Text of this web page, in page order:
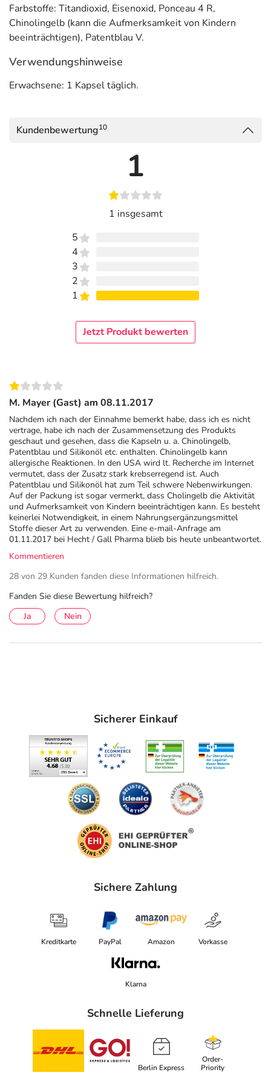
hinterlegt. (oben)
Farbstoffe: Titandioxid, Eisenoxid, Ponceau 4 R,
Chinolingelb (kann die Aufmerksamkeit von Kindern
beeinträchtigen), Patentblau V.
Verwendungshinweise
Erwachsene: 1 Kapsel täglich.
Kundenbewertung10
1
1 insgesamt
5
4
3
2
1
Jetzt Produkt bewerten
M. Mayer (Gast) am 08.11.2017
Nachdem ich nach der Einnahme bemerkt habe, dass ich es nicht
vertrage, habe ich nach der Zusammensetzung des Produkts
geschaut und gesehen, dass die Kapseln u. a. Chinolingelb,
Patentblau und Silikonöl etc. enthalten. Chinolingelb kann
allergische Reaktionen. In den USA wird lt. Recherche im Internet
vermutet, dass der Zusatz stark krebserregend ist. Auch
Patentblau und Silikonöl hat zum Teil schwere Nebenwirkungen.
Auf der Packung ist sogar vermerkt, dass Cholingelb die Aktivität
und Aufmerksamkeit von Kindern beeinträchtigen kann. Es besteht
keinerlei Notwendigkeit, in einem Nahrungsergänzungsmittel
Stoffe dieser Art zu verwenden. Eine e-mail-Anfrage am
01.11.2017 bei Hecht / Gall Pharma blieb bis heute unbeantwortet.
Kommentieren
28 von 29 Kunden fanden diese Informationen hilfreich.
Fanden Sie diese Bewertung hilfreich?
Ja
Nein
Sicherer Einkauf
Sichere Zahlung
Kreditkarte PayPal Amazon Vorkasse
Klarna
Schnelle Lieferung
Berlin Express
Order-
Priority